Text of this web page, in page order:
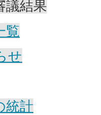
議結果
覧
せ
統計